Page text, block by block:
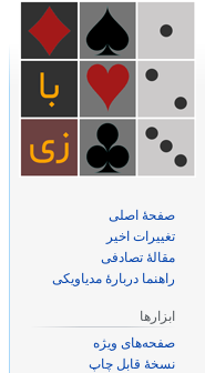
صفحهٔ اصلی
تغییرات اخیر
مقالهٔ تصادفی
راهنما دربارهٔ مدیاویکی
ابزارها
صفحه‌های ویژه
نسخهٔ قابل چاپ